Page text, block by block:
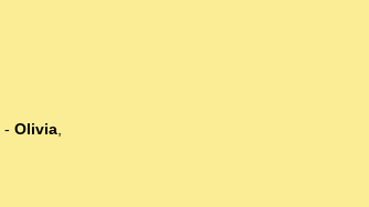
- Olivia,